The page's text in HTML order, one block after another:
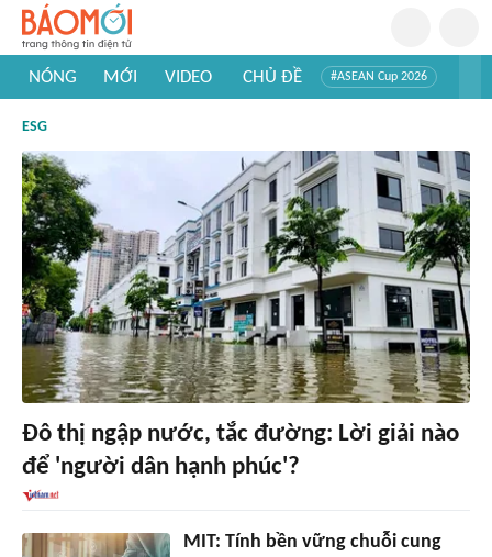
NÓNG MỚI VIDEO CHỦ ĐỀ #ASEAN Cup 2026
#Khám phá thế giới
ESG
Đô thị ngập nước, tắc đường: Lời giải nào
để 'người dân hạnh phúc'?
MIT: Tính bền vững chuỗi cung